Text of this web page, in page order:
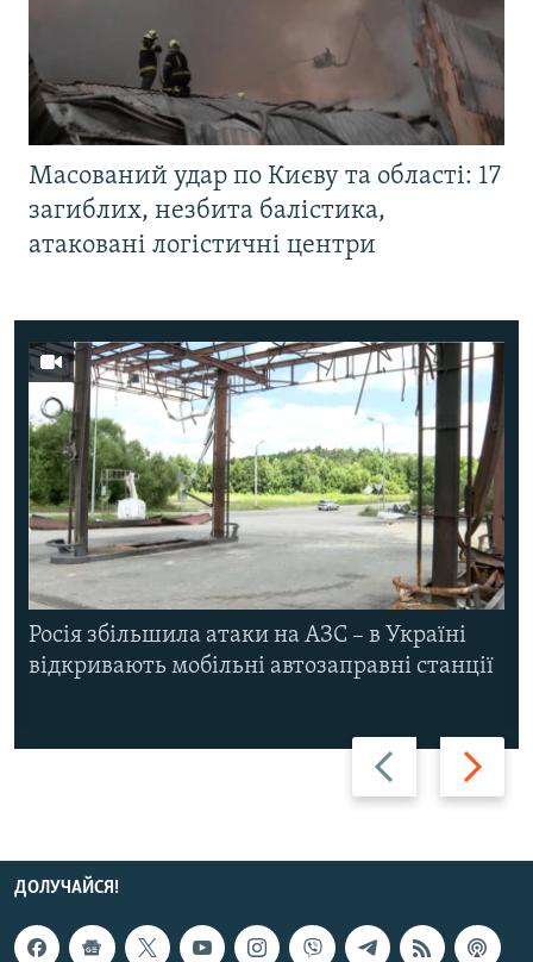
Масований удар по Києву та області: 17
загиблих, незбита балістика,
атаковані логістичні центри
Назад Вперед
Росія збільшила атаки на АЗС – в Україні
відкривають мобільні автозаправні станції
ДОЛУЧАЙСЯ!